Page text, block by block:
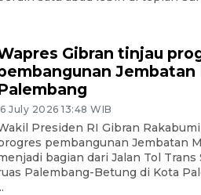
Gibran tinjau
Jembatan
July 2026 13:48 WIB
Presiden RI Gibran
pembangunan Jembatan
bagian dari Jalan Tol Trans
Palembang-Betung di Kota